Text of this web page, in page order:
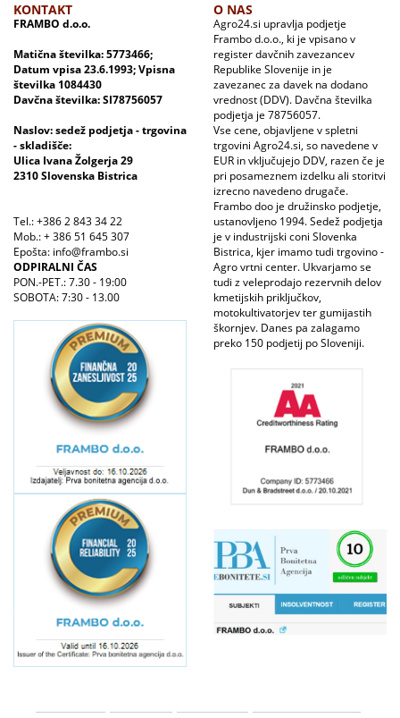
KONTAKT
FRAMBO d.o.o.
Matična številka: 5773466;
Datum vpisa 23.6.1993; Vpisna
številka 1084430
Davčna številka: SI78756057
Naslov: sedež podjetja - trgovina
- skladišče:
Ulica Ivana Žolgerja 29
2310 Slovenska Bistrica
Tel.: +386 2 843 34 22
Mob.: + 386 51 645 307
Epošta: info@frambo.si
ODPIRALNI ČAS
PON.-PET.: 7.30 - 19:00
SOBOTA: 7:30 - 13.00
O NAS
Agro24.si upravlja podjetje
Frambo d.o.o., ki je vpisano v
register davčnih zavezancev
Republike Slovenije in je
zavezanec za davek na dodano
vrednost (DDV). Davčna številka
podjetja je 78756057.
Vse cene, objavljene v spletni
trgovini Agro24.si, so navedene v
EUR in vključujejo DDV, razen če je
pri posameznem izdelku ali storitvi
izrecno navedeno drugače.
Frambo doo je družinsko podjetje,
ustanovljeno 1994. Sedež podjetja
je v industrijski coni Slovenka
Bistrica, kjer imamo tudi trgovino -
Agro vrtni center. Ukvarjamo se
tudi z veleprodajo rezervnih delov
kmetijskih priključkov,
motokultivatorjev ter gumijastih
škornjev. Danes pa zalagamo
preko 150 podjetij po Sloveniji.